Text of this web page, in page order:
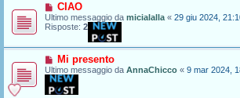
CIAO
Ultimo messaggio da micialalla « 29 giu 2024,
Risposte: 2
Mi presento
Ultimo messaggio da AnnaChicco « 9 mar 2024,